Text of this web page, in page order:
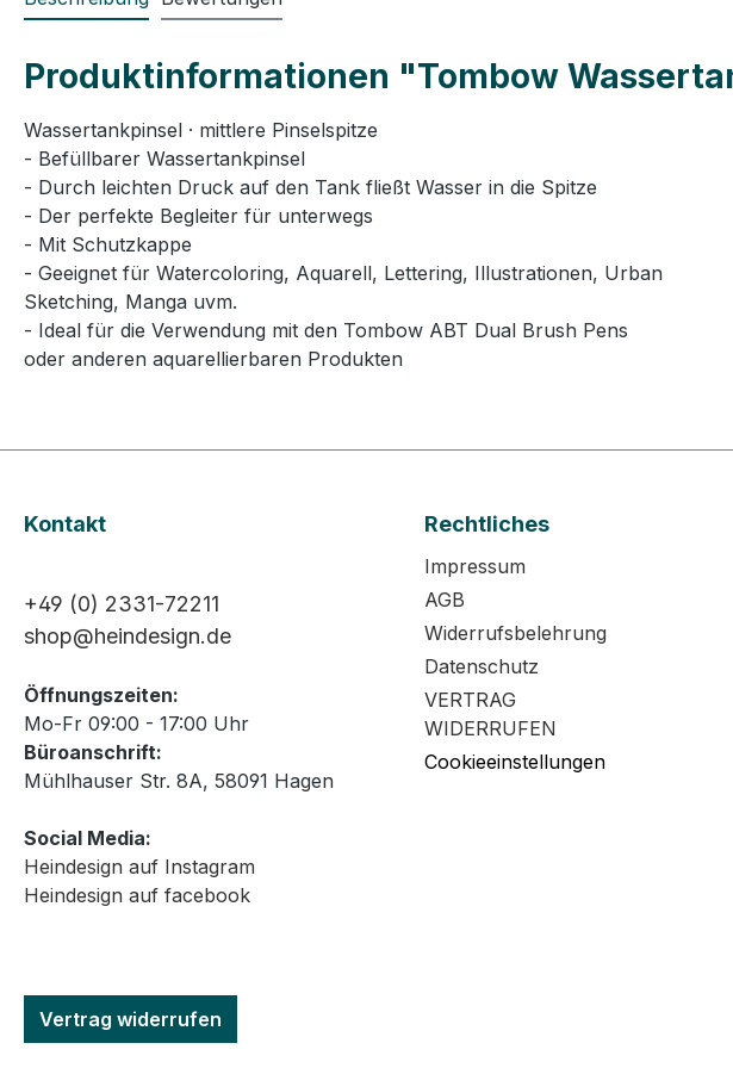
Produktinformationen "Tombow
Wassertankpinsel · mittlere Pinselspitze
- Befüllbarer Wassertankpinsel
- Durch leichten Druck auf den Tank fließt Wasser in die Spitze
- Der perfekte Begleiter für unterwegs
- Mit Schutzkappe
- Geeignet für Watercoloring, Aquarell, Lettering, Illustrationen, Urban
Sketching, Manga uvm.
- Ideal für die Verwendung mit den Tombow ABT Dual Brush Pens
oder anderen aquarellierbaren Produkten
Kontakt
+49 (0) 2331-72211
shop@heindesign.de
Öffnungszeiten:
Mo-Fr 09:00 - 17:00 Uhr
Büroanschrift:
Mühlhauser Str. 8A, 58091 Hagen
Social Media:
Heindesign auf Instagram
Heindesign auf facebook
Vertrag widerrufen
Rechtliches
Impressum
AGB
Widerrufsbelehrung
Datenschutz
VERTRAG
WIDERRUFEN
Cookieeinstellungen